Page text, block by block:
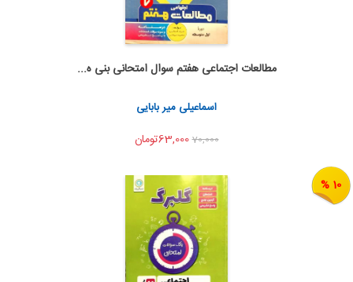
اضافه به سبد خرید
اشتراک گذاری
مطالعات اجتماعی هفتم سوال امتحانی بنی ه...
اسماعیلی میر بابایی
70,00063,000تومان
10 %